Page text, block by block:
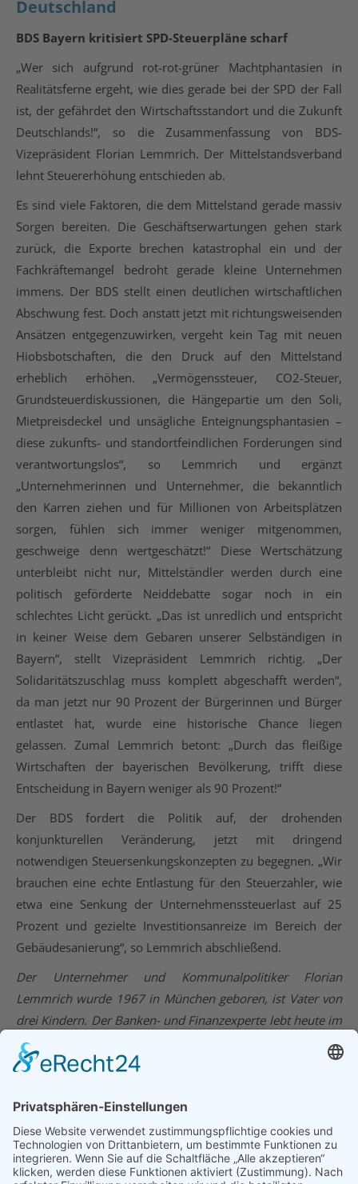
Deutschland
BDS Bayern kritisiert SPD-Steuerpläne scharf
„Wer sich aufgrund rot-rot-grüner Machtphantasien in
Realitätsferne ergeht, wie dies gerade bei der SPD der Fall
ist, der gefährdet den Wirtschaftsstandort und die Zukunft
Deutschlands!“, so die Zusammenfassung von BDS-
Vizepräsident Florian Lemmrich. Der Mittelstandsverband
lehnt Steuererhöhung entschieden ab.
Es sind viele Faktoren, die dem Mittelstand gerade massiv
Sorgen bereiten. Die Geschäftserwartungen gehen stark
zurück, die Exporte brechen katastrophal ein und der
Fachkräftemangel bedroht gerade kleine Unternehmen
immens. Der BDS stellt einen deutlichen wirtschaftlichen
Abschwung fest. Doch anstatt jetzt mit richtungsweisenden
Ansätzen entgegenzuwirken, vergeht kein Tag mit neuen
Hiobsbotschaften, die den Druck auf den Mittelstand
erheblich erhöhen. „Vermögenssteuer, CO2-Steuer,
Grundsteuerdiskussionen, die Hängepartie um den Soli,
Mietpreisdeckel und unsägliche Enteignungsphantasien –
diese zukunfts- und standortfeindlichen Forderungen sind
verantwortungslos“, so Lemmrich und ergänzt
„Unternehmerinnen und Unternehmer, die bekanntlich
den Karren ziehen und für Millionen von Arbeitsplätzen
sorgen, fühlen sich immer weniger mitgenommen,
geschweige denn wertgeschätzt!“ Diese Wertschätzung
unterbleibt nicht nur, Mittelständler werden durch eine
politisch geförderte Neiddebatte sogar noch in ein
schlechtes Licht gerückt. „Das ist unredlich und entspricht
in keiner Weise dem Gebaren unserer Selbständigen in
Bayern“, stellt Vizepräsident Lemmrich richtig. „Der
Solidaritätszuschlag muss komplett abgeschafft werden“,
da man jetzt nur 90 Prozent der Bürgerinnen und Bürger
entlastet hat, wurde eine historische Chance liegen
gelassen. Zumal Lemmrich betont: „Durch das fleißige
Wirtschaften der bayerischen Bevölkerung, trifft diese
Entscheidung in Bayern weniger als 90 Prozent!“
Der BDS fordert die Politik auf, der drohenden
konjunkturellen Veränderung, jetzt mit dringend
notwendigen Steuersenkungskonzepten zu begegnen. „Wir
brauchen eine echte Entlastung für den Steuerzahler, wie
etwa eine Senkung der Unternehmenssteuerlast auf 25
Prozent und gezielte Investitionsanreize im Bereich der
Gebäudesanierung“, so Lemmrich abschließend.
Der Unternehmer und Kommunalpolitiker Florian
Lemmrich wurde 1967 in München geboren, ist Vater von
drei Kindern. Der Banken- und Finanzexperte lebt heute im
oberbayerischen Rott am Inn.
28. August 2019